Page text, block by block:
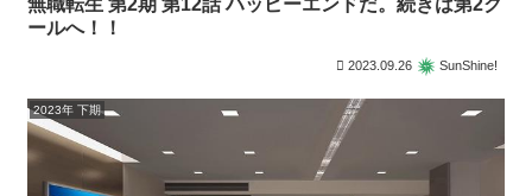
無職転生 第2期 第12話 ハッピーエンドだ。続きは第2ク
ールへ！！
2023.09.26 SunShine!
2023年 下期